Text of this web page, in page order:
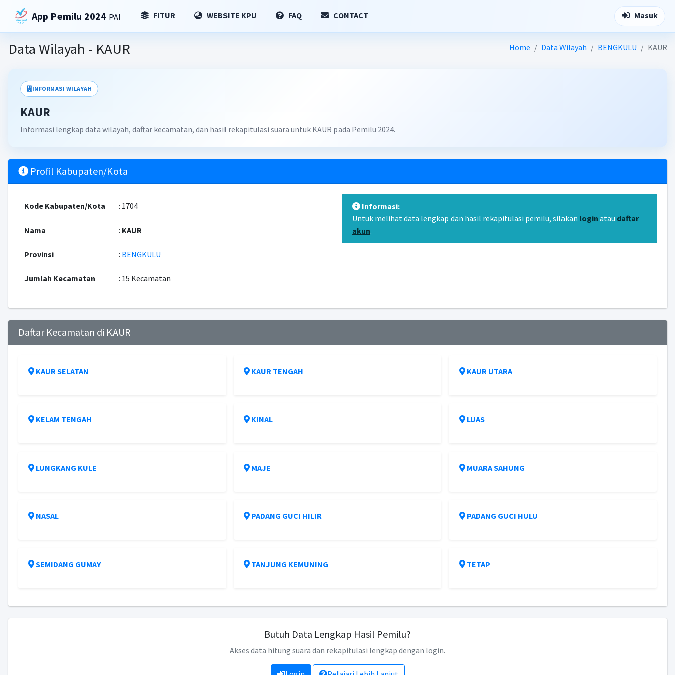
App Pemilu 2024 PAI FITUR WEBSITE KPU FAQ CONTACT Masuk
Data Wilayah - KAUR Home Data Wilayah BENGKULU KAUR
INFORMASI WILAYAH
KAUR
Informasi lengkap data wilayah, daftar kecamatan, dan hasil rekapitulasi suara untuk KAUR pada Pemilu 2024.
Profil Kabupaten/Kota
Kode Kabupaten/Kota : 1704
Nama : KAUR
Provinsi : BENGKULU
Jumlah Kecamatan : 15 Kecamatan
Informasi:
Untuk melihat data lengkap dan hasil rekapitulasi pemilu, silakan login atau daftar
akun.
Daftar Kecamatan di KAUR
KAUR SELATAN KAUR TENGAH KAUR UTARA
KELAM TENGAH KINAL LUAS
LUNGKANG KULE MAJE MUARA SAHUNG
NASAL PADANG GUCI HILIR PADANG GUCI HULU
SEMIDANG GUMAY TANJUNG KEMUNING TETAP
Butuh Data Lengkap Hasil Pemilu?
Akses data hitung suara dan rekapitulasi lengkap dengan login.